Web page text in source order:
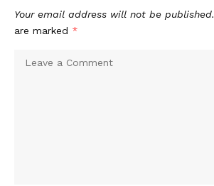
Your email address will not be published.
are marked *